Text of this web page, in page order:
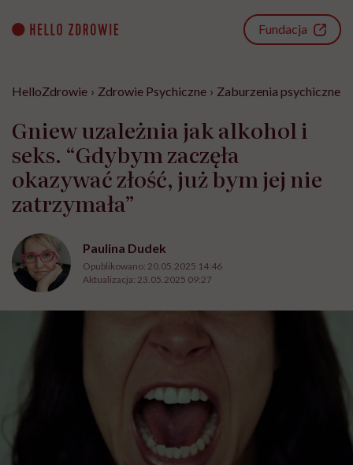
content
Fundacja
HelloZdrowie › Zdrowie Psychiczne › Zaburzenia psychiczne
Gniew uzależnia jak alkohol i
seks. “Gdybym zaczęła
okazywać złość, już bym jej nie
zatrzymała”
Paulina Dudek
Opublikowano: 20.05.2025 14:46
Aktualizacja: 23.05.2025 09:27